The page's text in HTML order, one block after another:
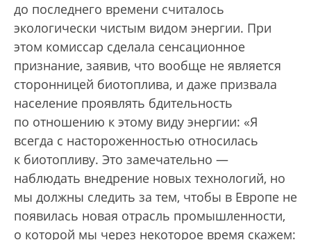
до последнего времени считалось
экологически чистым видом энергии. При
этом комиссар сделала сенсационное
признание, заявив, что вообще не является
сторонницей биотоплива, и даже призвала
население проявлять бдительность
по отношению к этому виду энергии: «Я
всегда с настороженностью относилась
к биотопливу. Это замечательно —
наблюдать внедрение новых технологий, но
мы должны следить за тем, чтобы в Европе не
появилась новая отрасль промышленности,
о которой мы через некоторое время скажем: